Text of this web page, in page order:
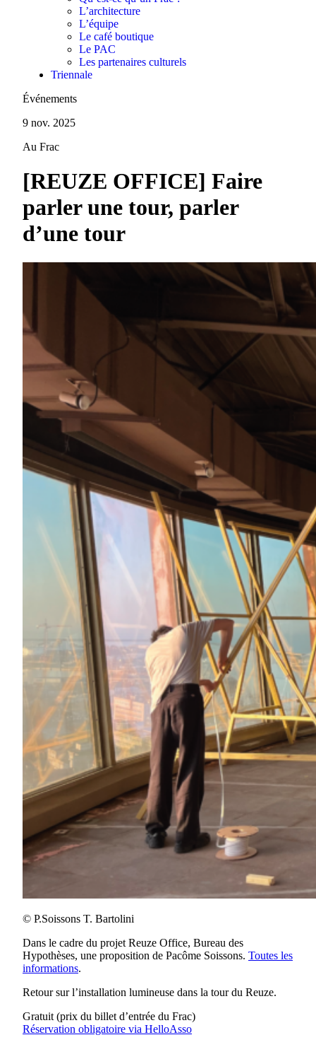
L’architecture
L’équipe
Le café boutique
Le PAC
Les partenaires culturels
Triennale
Événements
9 nov. 2025
Au Frac
[REUZE OFFICE] Faire
parler une tour, parler
d’une tour
© P.Soissons T. Bartolini
Dans le cadre du projet Reuze Office, Bureau des
Hypothèses, une proposition de Pacôme Soissons. Toutes les
informations.
Retour sur l’installation lumineuse dans la tour du Reuze.
Gratuit (prix du billet d’entrée du Frac)
Réservation obligatoire via HelloAsso